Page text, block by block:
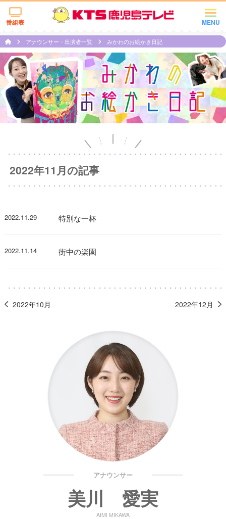
MENU
番組表
アナウンサー・出演者一覧 みかわのお絵かき日記
2022年11月の記事
2022.11.29 特別な一杯
2022.11.14 街中の楽園
2022年10月 2022年12月
アナウンサー
美川 愛実
AIMI MIKAWA